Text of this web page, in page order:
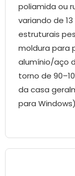
poliamida ou
variando de
estruturais
moldura para
alumínio/aço
torno de
da casa
para